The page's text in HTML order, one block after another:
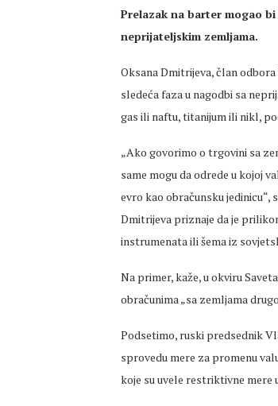
Prelazak na barter mogao
neprijateljskim zemljama.
Oksana Dmitrijeva, član odbora
sledeća faza u nagodbi sa
gas ili naftu, titanijum ili nikl,
„Ako govorimo o trgovini sa
same mogu da odrede u kojoj
evro kao obračunsku jedinicu“,
Dmitrijeva priznaje da je
instrumenata ili šema iz
Na primer, kaže, u okviru
obračunima „sa zemljama
Podsetimo, ruski predsednik
sprovedu mere za promenu
koje su uvele restriktivne mere